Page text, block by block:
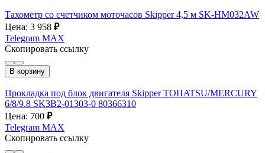
Тахометр со счетчиком моточасов Skipper 4,5 м SK-HM032AW
Цена: 3 958 ₽
Telegram MAX
Скопировать ссылку
В корзину
Прокладка под блок двигателя Skipper TOHATSU/MERCURY
6/8/9.8 SK3B2-01303-0 80366310
Цена: 700 ₽
Telegram MAX
Скопировать ссылку